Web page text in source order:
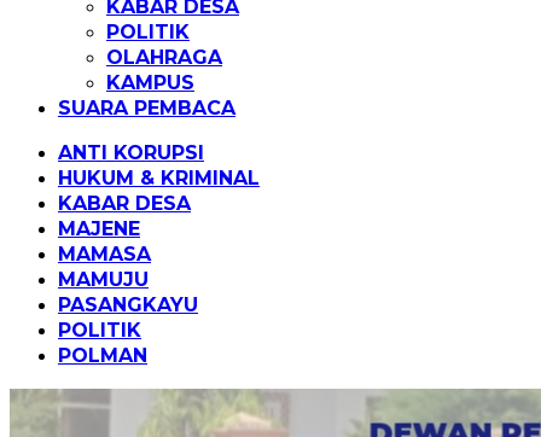
KABAR DESA
POLITIK
OLAHRAGA
KAMPUS
SUARA PEMBACA
ANTI KORUPSI
HUKUM & KRIMINAL
KABAR DESA
MAJENE
MAMASA
MAMUJU
PASANGKAYU
POLITIK
POLMAN